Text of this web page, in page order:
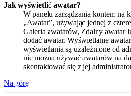
Jak wyświetlić awatar?
W panelu zarządzania kontem na
„Awatar”, używając jednej z
Galeria awatarów, Zdalny awatar
dodać awatar. Wyświetlanie
wyświetlania są uzależnione od
nie można używać awatarów na
skontaktować się z jej
Na górę